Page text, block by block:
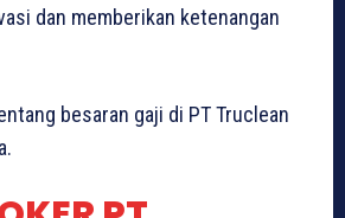
dan memberikan ketenangan
besaran gaji di PT Truclean